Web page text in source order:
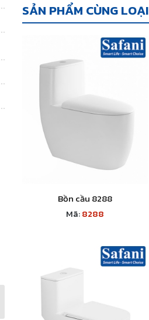
SẢN PHẨM CÙNG LOẠI
Bồn cầu 8288
Mã:8288